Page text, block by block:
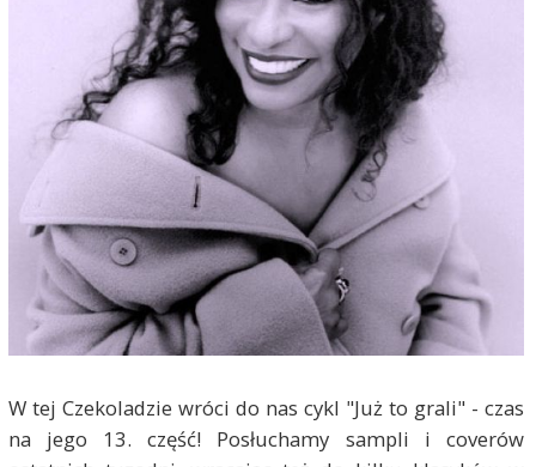
W tej Czekoladzie wróci do nas cykl "Już to grali" - czas
na jego 13. część! Posłuchamy sampli i coverów